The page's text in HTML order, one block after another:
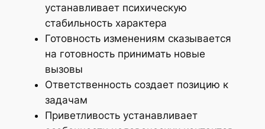
устанавливает психическую
стабильность характера
Готовность изменениям сказывается
на готовность принимать новые
вызовы
Ответственность создает позицию к
задачам
Приветливость устанавливает